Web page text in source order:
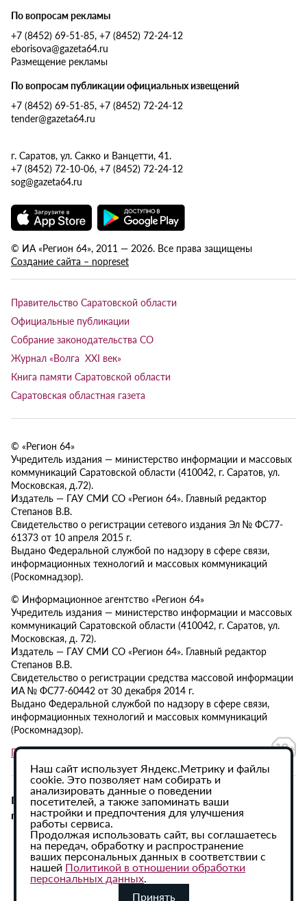
По вопросам рекламы
+7 (8452) 69-51-85, +7 (8452) 72-24-12
eborisova@gazeta64.ru
Размещение рекламы
По вопросам публикации официальных извещений
+7 (8452) 69-51-85, +7 (8452) 72-24-12
tender@gazeta64.ru
г. Саратов, ул. Сакко и Ванцетти, 41.
+7 (8452) 72-10-06, +7 (8452) 72-24-12
sog@gazeta64.ru
© ИА «Регион 64», 2011 — 2026. Все права защищены
Создание сайта – nopreset
Правительство Саратовской области
Официальные публикации
Собрание законодательства СО
Журнал «Волга XXI век»
Книга памяти Саратовской области
Саратовская областная газета
© «Регион 64»
Учредитель издания — министерство информации и массовых
коммуникаций Саратовской области (410042, г. Саратов, ул.
Московская, д.72).
Издатель — ГАУ СМИ СО «Регион 64». Главный редактор
Степанов В.В.
Свидетельство о регистрации сетевого издания Эл № ФС77-
61373 от 10 апреля 2015 г.
Выдано Федеральной службой по надзору в сфере связи,
информационных технологий и массовых коммуникаций
(Роскомнадзор).
© Информационное агентство «Регион 64»
Учредитель издания — министерство информации и массовых
коммуникаций Саратовской области (410042, г. Саратов, ул.
Московская, д. 72).
Издатель — ГАУ СМИ СО «Регион 64». Главный редактор
Степанов В.В.
Свидетельство о регистрации средства массовой информации
ИА № ФС77-60442 от 30 декабря 2014 г.
Выдано Федеральной службой по надзору в сфере связи,
информационных технологий и массовых коммуникаций
(Роскомнадзор).
Политика в отношении обработки персональных данных
При использовании материалов сайта активная
гиперссылка на ИА «Регион 64» обязательна.
Наш сайт использует Яндекс.Метрику и файлы
cookie. Это позволяет нам собирать и
анализировать данные о поведении
посетителей, а также запоминать ваши
настройки и предпочтения для улучшения
работы сервиса.
Продолжая использовать сайт, вы соглашаетесь
на передач, обработку и распространение
ваших персональных данных в соответствии с
нашей Политикой в отношении обработки
персональных данных.
Принять